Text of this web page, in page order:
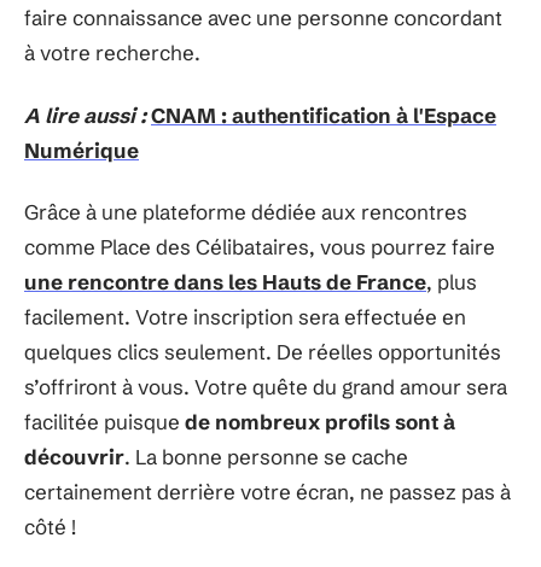
faire connaissance avec une personne concordant
à votre recherche.
A lire aussi :CNAM : authentification à l'Espace
Numérique
Grâce à une plateforme dédiée aux rencontres
comme Place des Célibataires, vous pourrez faire
une rencontre dans les Hauts de France, plus
facilement. Votre inscription sera effectuée en
quelques clics seulement. De réelles opportunités
s’offriront à vous. Votre quête du grand amour sera
facilitée puisque de nombreux profils sont à
découvrir. La bonne personne se cache
certainement derrière votre écran, ne passez pas à
côté !